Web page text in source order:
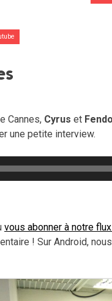
Cannes, Cyrus et
une petite interview.
vous abonner à notre
! Sur Android,